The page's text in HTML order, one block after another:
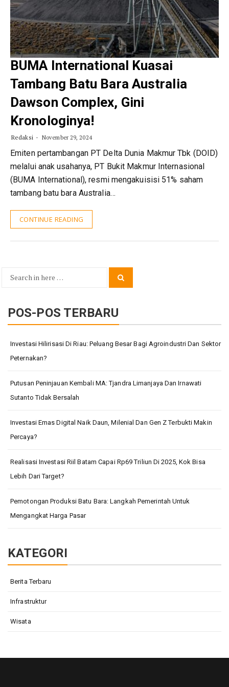
BUMA International Kuasai
Tambang Batu Bara Australia
Dawson Complex, Gini
Kronologinya!
Redaksi November 29, 2024
Emiten pertambangan PT Delta Dunia Makmur Tbk (DOID)
melalui anak usahanya, PT Bukit Makmur Internasional
(BUMA International), resmi mengakuisisi 51% saham
tambang batu bara Australia…
CONTINUE READING
Search
POS-POS TERBARU
Investasi Hilirisasi Di Riau: Peluang Besar Bagi Agroindustri Dan Sektor
Peternakan?
Putusan Peninjauan Kembali MA: Tjandra Limanjaya Dan Irnawati
Sutanto Tidak Bersalah
Investasi Emas Digital Naik Daun, Milenial Dan Gen Z Terbukti Makin
Percaya?
Realisasi Investasi Riil Batam Capai Rp69 Triliun Di 2025, Kok Bisa
Lebih Dari Target?
Pemotongan Produksi Batu Bara: Langkah Pemerintah Untuk
Mengangkat Harga Pasar
KATEGORI
Berita Terbaru
Infrastruktur
Wisata